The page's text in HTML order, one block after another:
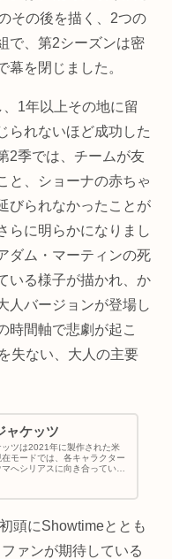
その後を描く、2つの
で、第2シーズンは密
幕を閉じました。
1年以上その地に留
られないほど成功した
2季では、チームが友
と、ショーナの赤ちゃ
びられなかったことが
らに明らかになりまし
ダム・マーティンの死
いる様子が描かれ、か
人バージョンが登場し
時間軸で悲劇が起こ
失ない、大人の主要
ャケッツ
ッツは2021年に製作された米
在モードでは、各キャラクター
へシリアスに向き合っている
か？
頭にShowtimeととも
ァンが期待している